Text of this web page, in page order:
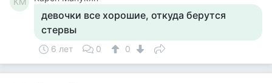
девочки все хорошие, откуда берутся
стервы
6 лет 0 0